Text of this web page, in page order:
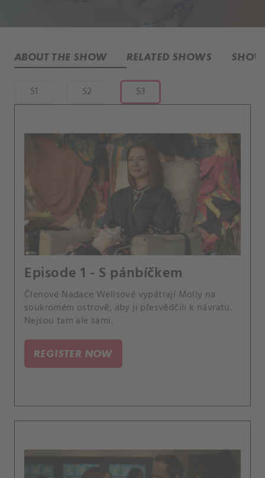
ABOUT THE SHOW RELATED SHOWS
S1 S2 S3
Episode 1 - S pánbíčkem
Členové Nadace Wellsové vypátrají Molly na
soukromém ostrově, aby ji přesvědčili k návratu.
Nejsou tam ale sami.
REGISTER NOW